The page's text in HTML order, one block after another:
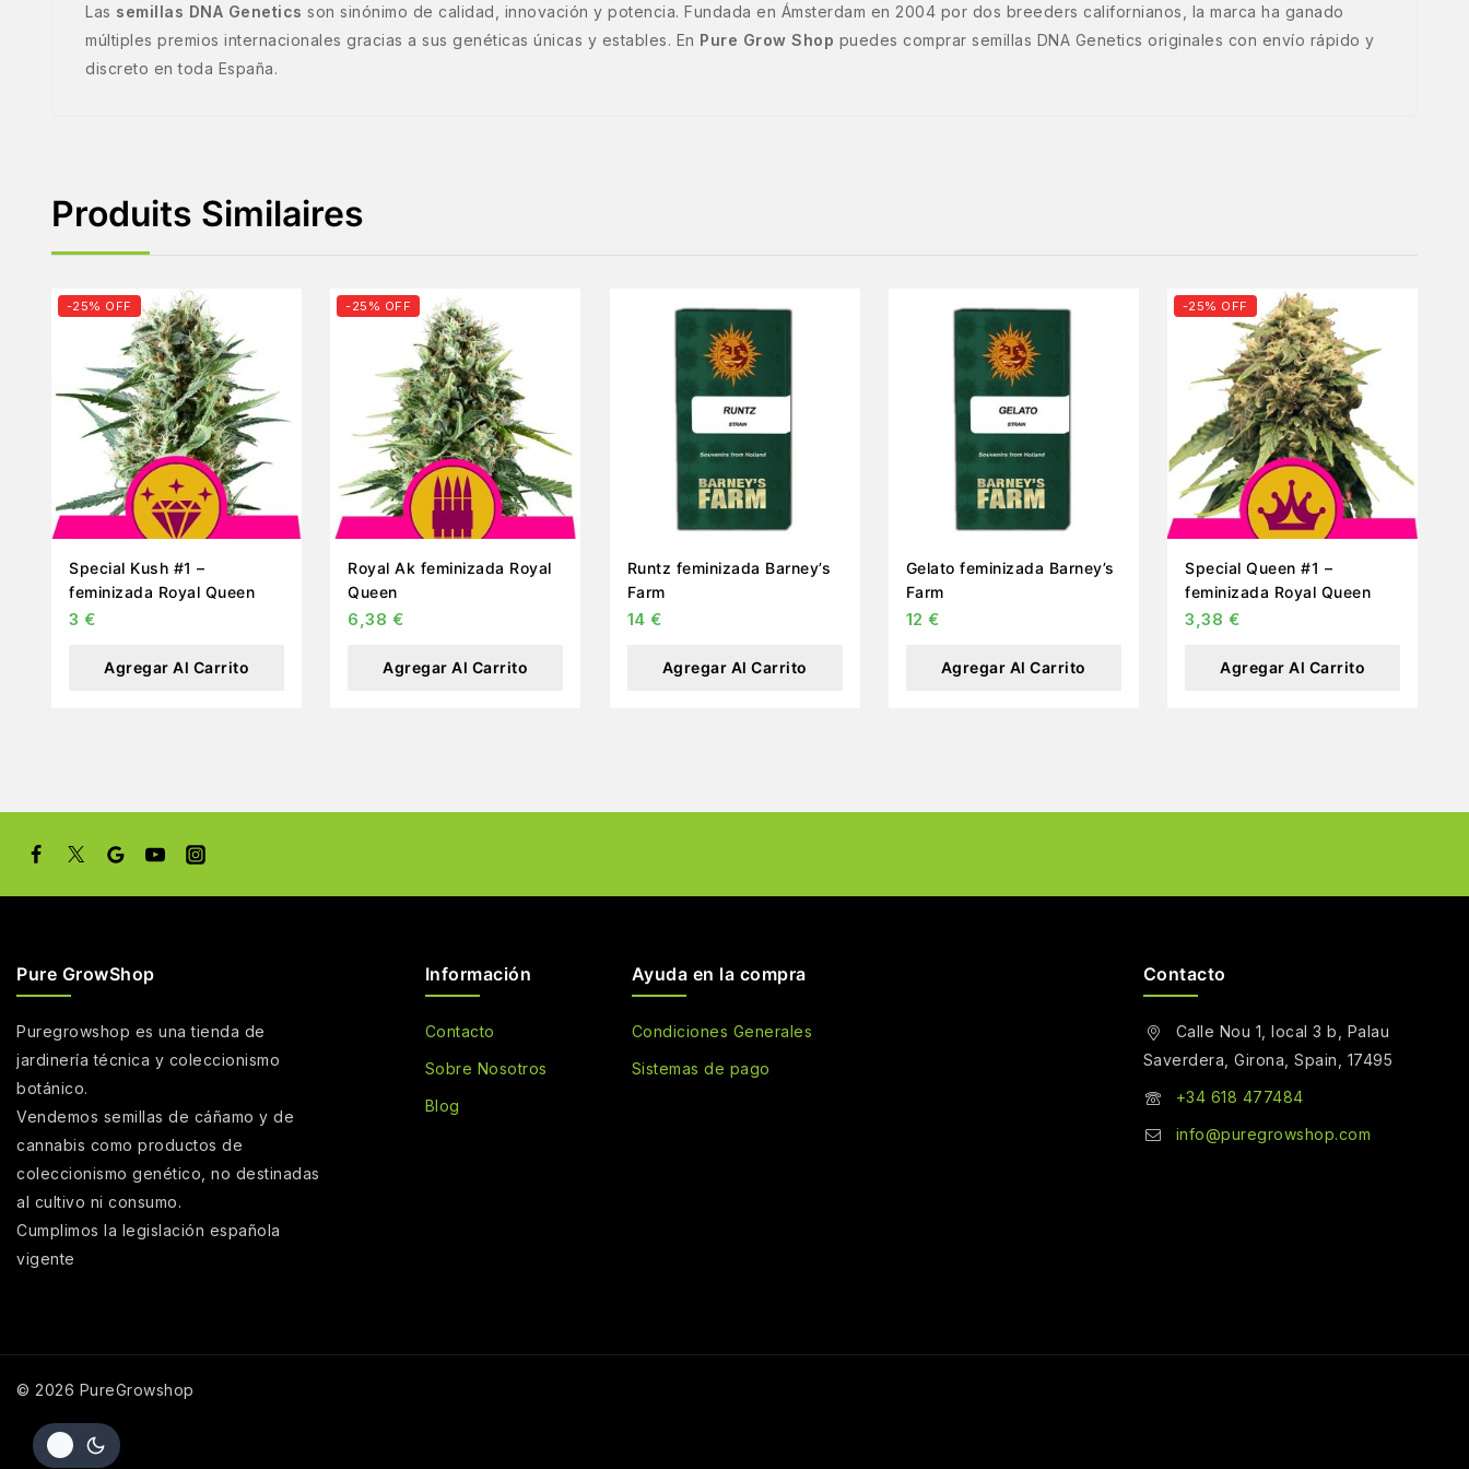
Las semillas DNA Genetics son sinónimo de calidad, innovación y potencia. Fundada en Ámsterdam en 2004 por dos breeders californianos, la marca ha ganado
múltiples premios internacionales gracias a sus genéticas únicas y estables. En Pure Grow Shop puedes comprar semillas DNA Genetics originales con envío rápido y
discreto en toda España.
Produits Similaires
-25% OFF
Special Kush #1 –
feminizada Royal Queen
3 €
Agregar Al Carrito
-25% OFF
Royal Ak feminizada Royal
Queen
6,38 €
Agregar Al Carrito
Runtz feminizada Barney’s
Farm
14 €
Agregar Al Carrito
Gelato feminizada Barney’s
Farm
12 €
Agregar Al Carrito
-25% OFF
Special Queen #1 –
feminizada Royal Queen
3,38 €
Agregar Al Carrito
Pure GrowShop
Puregrowshop es una tienda de
jardinería técnica y coleccionismo
botánico.
Vendemos semillas de cáñamo y de
cannabis como productos de
coleccionismo genético, no destinadas
al cultivo ni consumo.
Cumplimos la legislación española
vigente
Información
Contacto
Sobre Nosotros
Blog
Ayuda en la compra
Condiciones Generales
Sistemas de pago
Contacto
Calle Nou 1, local 3 b, Palau
Saverdera, Girona, Spain, 17495
+34 618 477484
info@puregrowshop.com
© 2026 PureGrowshop